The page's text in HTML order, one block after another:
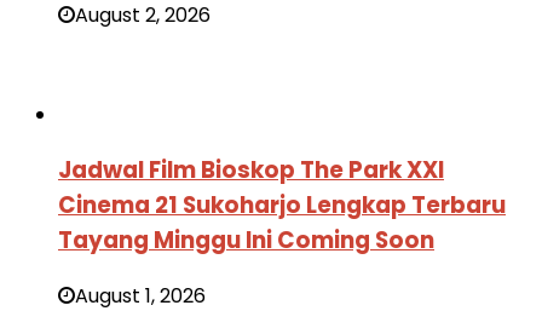
August 2, 2026
Jadwal Film Bioskop The Park XXI
Cinema 21 Sukoharjo Lengkap Terbaru
Tayang Minggu Ini Coming Soon
August 1, 2026